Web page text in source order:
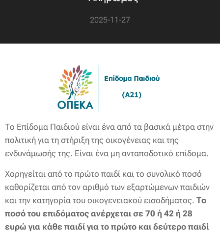
2025-11-27
Το Επίδομα Παιδιού είναι ένα από τα βασικά μέτρα στην
πολιτική για τη στήριξη της οικογένειας και της
ενδυνάμωσής της. Είναι ένα μη ανταποδοτικό επίδομα.
Χορηγείται από το πρώτο παιδί και το συνολικό ποσό
καθορίζεται από τον αριθμό των εξαρτώμενων παιδιών
και την κατηγορία του οικογενειακού εισοδήματος. Το
ποσό του επιδόματος ανέρχεται σε 70 ή 42 ή 28
ευρώ για κάθε παιδί για το πρώτο και δεύτερο παιδί